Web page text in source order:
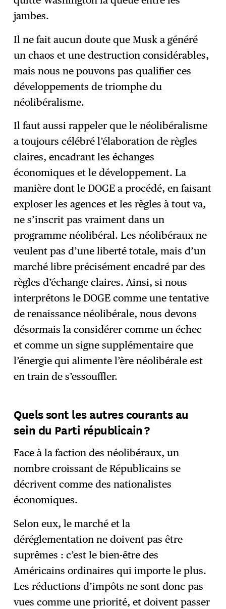
jambes.
Il ne fait aucun doute que Musk a généré
un chaos et une destruction considérables,
mais nous ne pouvons pas qualifier ces
développements de triomphe du
néolibéralisme.
Il faut aussi rappeler que le néolibéralisme
a toujours célébré l’élaboration de règles
claires, encadrant les échanges
économiques et le développement. La
manière dont le DOGE a procédé, en faisant
exploser les agences et les règles à tout va,
ne s’inscrit pas vraiment dans un
programme néolibéral. Les néolibéraux ne
veulent pas d’une liberté totale, mais d’un
marché libre précisément encadré par des
règles d’échange claires. Ainsi, si nous
interprétons le DOGE comme une tentative
de renaissance néolibérale, nous devons
désormais la considérer comme un échec
et comme un signe supplémentaire que
l’énergie qui alimente l’ère néolibérale est
en train de s’essouffler.
Quels sont les autres courants au
sein du Parti républicain ?
Face à la faction des néolibéraux, un
nombre croissant de Républicains se
décrivent comme des nationalistes
économiques.
Selon eux, le marché et la
déréglementation ne doivent pas être
suprêmes : c’est le bien-être des
Américains ordinaires qui importe le plus.
Les réductions d’impôts ne sont donc pas
vues comme une priorité, et doivent passer